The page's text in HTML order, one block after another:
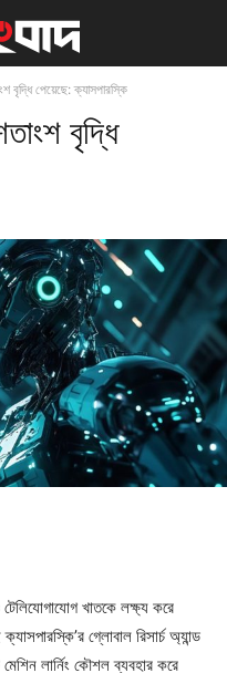
বৃদ্ধি পেয়েছে: ক্যাসপারস্কি
বৃদ্ধি
টেলিযোগাযোগ খাতকে লক্ষ্য করে
গ্লোবাল রিসার্চ অ্যান্ড
লার্নিং কৌশল ব্যবহার করে